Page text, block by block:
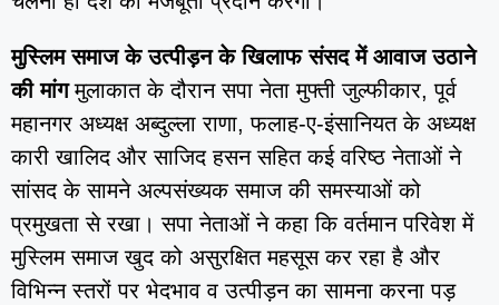
मुस्लिम समाज के उत्पीड़न के खिलाफ संसद में आवाज उठाने
की मांगमुलाकात के दौरान सपा नेता मुफ्ती जुल्फीकार, पूर्व
महानगर अध्यक्ष अब्दुल्ला राणा, फलाह-ए-इंसानियत के अध्यक्ष
कारी खालिद और साजिद हसन सहित कई वरिष्ठ नेताओं ने
सांसद के सामने अल्पसंख्यक समाज की समस्याओं को
प्रमुखता से रखा। सपा नेताओं ने कहा कि वर्तमान परिवेश में
मुस्लिम समाज खुद को असुरक्षित महसूस कर रहा है और
विभिन्न स्तरों पर भेदभाव व उत्पीड़न का सामना करना पड़